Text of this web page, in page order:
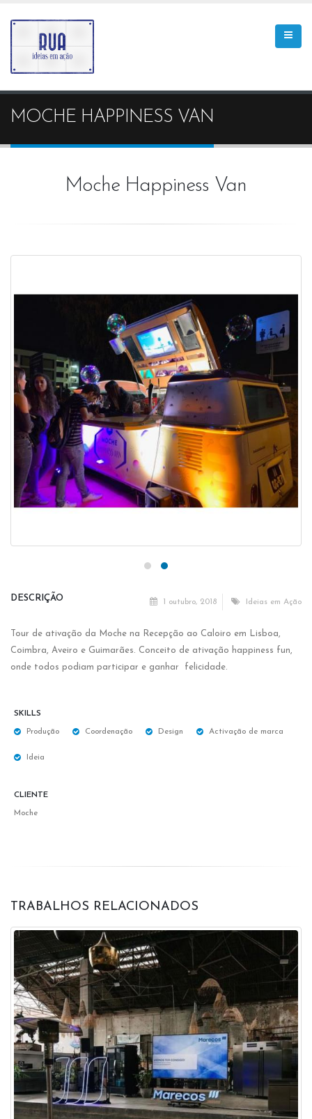
MOCHE HAPPINESS VAN
Moche Happiness Van
1 outubro, 2018 Ideias em Ação
DESCRIÇÃO
Tour de ativação da Moche na Recepção ao Caloiro em Lisboa,
Coimbra, Aveiro e Guimarães. Conceito de ativação happiness fun,
onde todos podiam participar e ganhar felicidade.
SKILLS
Produção Coordenação Design Activação de marca
Ideia
CLIENTE
Moche
TRABALHOS RELACIONADOS